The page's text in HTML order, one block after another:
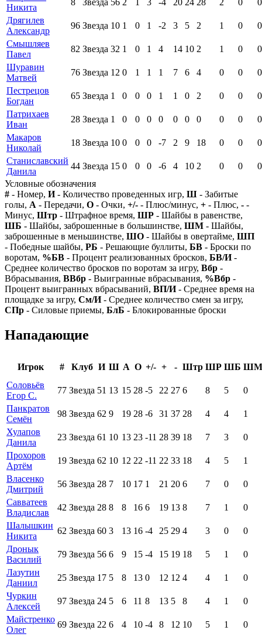
Никита
8 Звезда 56 2 1 3 -4 20 24 28 2 0
0
Дрягилев
Александр
96 Звезда 10 1 0 1 -2 3 5 2 1 0
0
Смышляев
Павел
82 Звезда 32 1 0 1 4 14 10 2 1 0
0
Шуравин
Матвей
76 Звезда 12 0 1 1 1 7 6 4 0 0
0
Пестрецов
Богдан
65 Звезда 1 0 0 0 1 1 0 2 0 0
0
Патрихаев
Иван
28 Звезда 1 0 0 0 0 0 0 0 0 0
0
Макаров
Николай
18 Звезда 10 0 0 0 -7 2 9 18 0 0
0
Станиславский
Данила
44 Звезда 15 0 0 0 -6 4 10 2 0 0
0
Условные обозначения
# - Номер, И- Количество проведенных игр, Ш - Забитые
голы, А - Передачи, О - Очки, +/- - Плюс/минус, + - Плюс, - -
Минус, Штр - Штрафное время, ШР - Шайбы в равенстве,
ШБ - Шайбы, заброшенные в большинстве, ШМ - Шайбы,
заброшенные в меньшинстве, ШО - Шайбы в овертайме, ШП
- Победные шайбы, РБ - Решающие буллиты, БВ - Броски по
воротам, %БВ - Процент реализованных бросков, БВ/И-
Среднее количество бросков по воротам за игру, Вбр -
Вбрасывания, ВВбр - Выигранные вбрасывания, %Вбр -
Процент выигранных вбрасываний, ВП/И- Среднее время на
площадке за игру, См/И- Среднее количество смен за игру,
СПр - Силовые приемы, БлБ - Блокированные броски
Нападающие
Игрок # Клуб И Ш А О +/- + - Штр ШР ШБ ШМ
Соловьёв
Егор С.
77 Звезда 51 13 15 28 -5 22 27 6 8 5
0
Панкратов
Семён
98 Звезда 62 9 19 28 -6 31 37 28 4 4
1
Хулапов
Данила
23 Звезда 61 10 13 23 -11 28 39 18 7 3
0
Прохоров
Артём
19 Звезда 62 10 12 22 -11 22 33 18 4 5
1
Власенко
Дмитрий
56 Звезда 28 7 10 17 1 21 20 6 7 0
0
Савватеев
Владислав
42 Звезда 28 8 8 16 6 19 13 8 7 1
0
Шалышкин
Никита
62 Звезда 60 3 13 16 -4 25 29 4 3 0
0
Дронык
Василий
79 Звезда 56 6 9 15 -4 15 19 18 5 1
0
Лазутин
Даниил
25 Звезда 17 5 8 13 0 12 12 4 4 1
0
Чуркин
Алексей
97 Звезда 24 5 6 11 8 13 5 8 4 1
0
Майстренко
Олег
69 Звезда 22 6 4 10 -4 8 12 10 5 1
0